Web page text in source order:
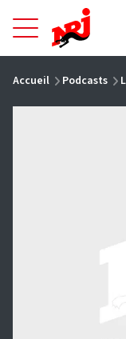
NRJ
Accueil Podcasts